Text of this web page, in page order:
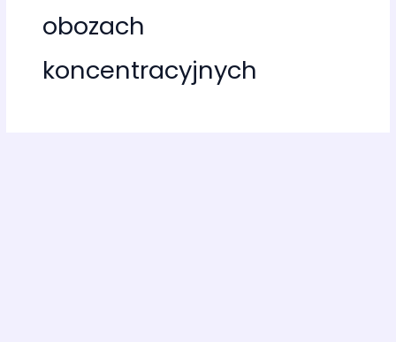
obozach
koncentracyjnych